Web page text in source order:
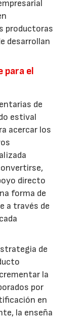
productoras
desarrollan
para el
de
estival
acercar los
directo
forma de
a través de
de
la
por
en
la enseña